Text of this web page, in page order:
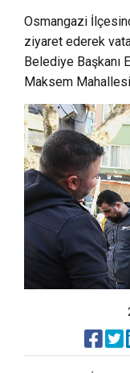
Osmangazi
ziyaret ederek
Belediye Başkanı
Maksem